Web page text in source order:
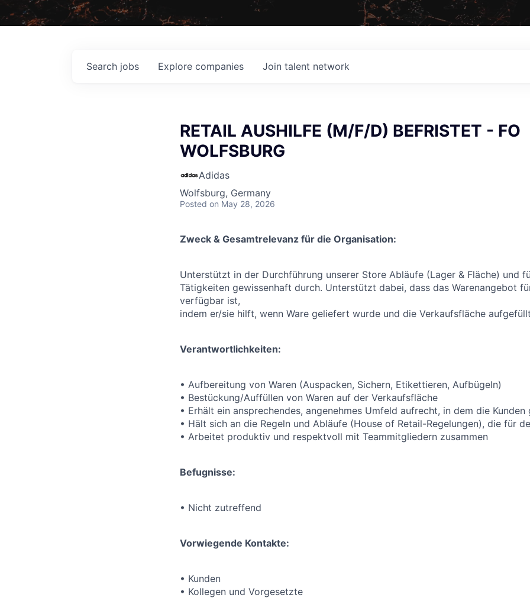
Search jobs Explore companies Join talent network
RETAIL AUSHILFE (M/F/D) BEFRISTET - FO
WOLFSBURG
Adidas
Wolfsburg, Germany
Posted on May 28, 2026
Zweck & Gesamtrelevanz für die Organisation:
Unterstützt in der Durchführung unserer Store Abläufe (Lager & Fläche) und
Tätigkeiten gewissenhaft durch. Unterstützt dabei, dass das Warenangebot
verfügbar ist,
indem er/sie hilft, wenn Ware geliefert wurde und die Verkaufsfläche
Verantwortlichkeiten:
• Aufbereitung von Waren (Auspacken, Sichern, Etikettieren, Aufbügeln)
• Bestückung/Auffüllen von Waren auf der Verkaufsfläche
• Erhält ein ansprechendes, angenehmes Umfeld aufrecht, in dem die Kunden
• Hält sich an die Regeln und Abläufe (House of Retail-Regelungen), die für
• Arbeitet produktiv und respektvoll mit Teammitgliedern zusammen
Befugnisse:
• Nicht zutreffend
Vorwiegende Kontakte:
• Kunden
• Kollegen und Vorgesetzte